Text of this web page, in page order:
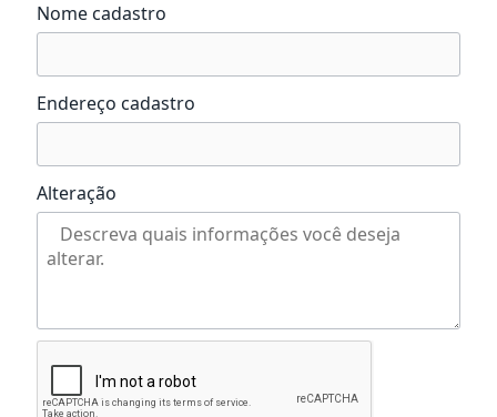
Nome cadastro
Endereço cadastro
Alteração